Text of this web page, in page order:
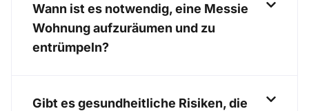
Wann ist es notwendig, eine Messie
Wohnung aufzuräumen und zu
entrümpeln?
Gibt es gesundheitliche Risiken, die